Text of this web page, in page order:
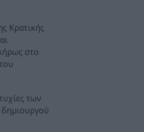
Κρατικής
στο
των
δημιουργού